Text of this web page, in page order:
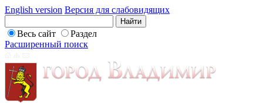
English version Версия для слабовидящих
Весь сайт
Раздел
Расширенный поиск